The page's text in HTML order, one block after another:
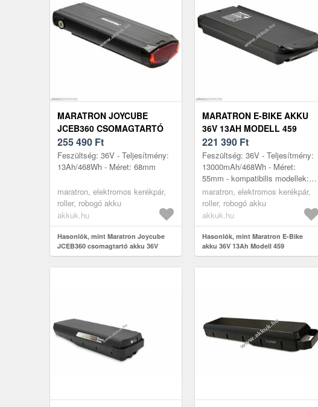
MARATRON JOYCUBE
JCEB360 CSOMAGTARTÓ
AKKU 36V 13AH E-BIKE
TÖLTŐVEL
255 490 Ft
Feszültség: 36V - Teljesítmény:
13Ah/468Wh - Méret: 68mm
maratron, elektromos kerékpár,
roller, robogó akku
akkuk.hu
Hasonlók, mint Maratron Joycube
JCEB360 csomagtartó akku 36V
13Ah e-bike töltővel
MARATRON E-BIKE AKKU
36V 13AH MODELL 459
PROPHETE / TRIO
CSOMAGTARTÓ
221 390 Ft
Feszültség: 36V - Teljesítmény:
13000mAh/468Wh - Méret:
55mm - kompatibilis modellek:
Prophete 1653, 1914, 1935,
1972, 1973, 1987, 2653, 2914,
2934...
maratron, elektromos kerékpár,
roller, robogó akku
akkuk.hu
Hasonlók, mint Maratron E-Bike
akku 36V 13Ah Modell 459
PROPHETE / TRIO csomagtartó